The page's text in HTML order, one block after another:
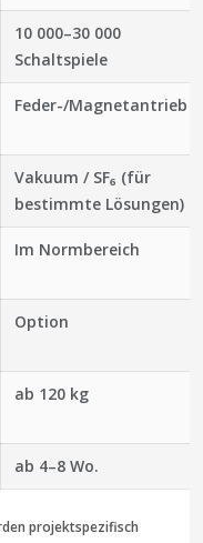
10 000–30 000
Schaltspiele
Feder-/Magnetantrieb
Vakuum / SF₆ (für
bestimmte Lösungen)
Im Normbereich
Option
ab 120 kg
ab 4–8 Wo.
projektspezifisch